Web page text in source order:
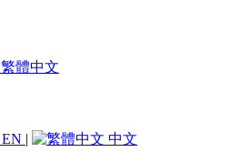
繁體中文
EN | 中文